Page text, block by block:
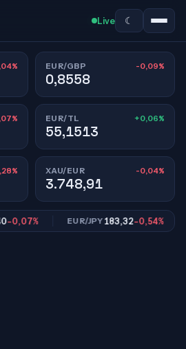
Live ☾
EUR/GBP -0,09%
0,8558
EUR/TL +0,06%
55,1513
XAU/EUR -0,04%
3.748,91
EUR/JPY183,32-0,54%